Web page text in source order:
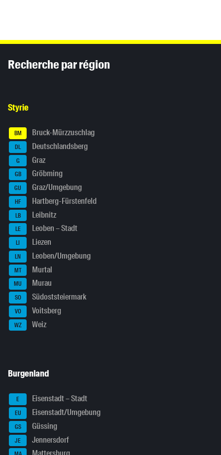
Recherche par région
Styrie
BM Bruck-Mürzzuschlag
DL Deutschlandsberg
G Graz
GB Gröbming
GU Graz/Umgebung
HF Hartberg-Fürstenfeld
LB Leibnitz
LE Leoben – Stadt
LI Liezen
LN Leoben/Umgebung
MT Murtal
MU Murau
SO Südoststeiermark
VO Voitsberg
WZ Weiz
Burgenland
E Eisenstadt – Stadt
EU Eisenstadt/Umgebung
GS Güssing
JE Jennersdorf